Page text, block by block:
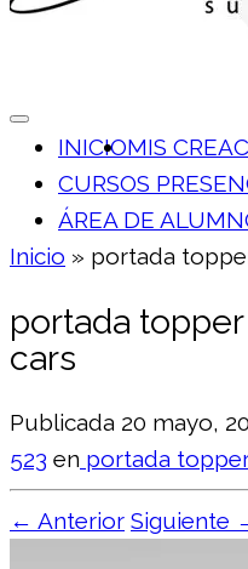
INICIOMIS
CURSOS
ÁREA DE
Inicio » portada
portada
cars
Publicada 20 mayo,
523 en portada
← Anterior Siguiente